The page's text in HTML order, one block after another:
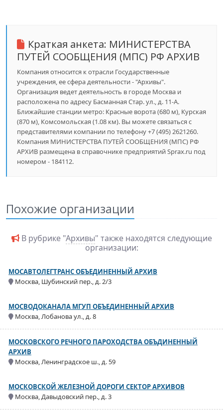
Краткая анкета: МИНИСТЕРСТВА
ПУТЕЙ СООБЩЕНИЯ (МПС) РФ АРХИВ
Компания относится к отрасли Государственные
учреждения, ее сфера деятельности - "Архивы".
Организация ведет деятельность в городе Москва и
расположена по адресу Басманная Стар. ул., д. 11-А.
Ближайшие станции метро: Красные ворота (680 м), Курская
(870 м), Комсомольская (1.08 км). Вы можете связаться с
представителями компании по телефону +7 (495) 2621260.
Компания МИНИСТЕРСТВА ПУТЕЙ СООБЩЕНИЯ (МПС) РФ
АРХИВ размещена в справочнике предприятий Sprax.ru под
номером - 184112.
Похожие организации
В рубрике "Архивы" также находятся следующие
организации:
МОСАВТОЛЕГТРАНС ОБЪЕДИНЕННЫЙ АРХИВ
Москва, Шубинский пер., д. 2/3
МОСВОДОКАНАЛА МГУП ОБЪЕДИНЕННЫЙ АРХИВ
Москва, Лобанова ул., д. 8
МОСКОВСКОГО РЕЧНОГО ПАРОХОДСТВА ОБЪДИНЕННЫЙ
АРХИВ
Москва, Ленинградское ш., д. 59
МОСКОВСКОЙ ЖЕЛЕЗНОЙ ДОРОГИ СЕКТОР АРХИВОВ
Москва, Давыдовский пер., д. 3